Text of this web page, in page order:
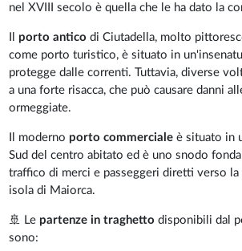
nel XVIII secolo è quella che le ha dato la
porto antico di Ciutadella, molto
come porto turistico, è situato in
protegge dalle correnti. Tuttavia, diverse
a una forte risacca, che può causare danni
ormeggiate.
Il moderno porto commercialeè situato in
Sud del centro abitato ed è uno snodo
traffico di merci e passeggeri diretti verso
isola di Maiorca.
🚢 Le partenze in traghetto disponibili dal
sono: